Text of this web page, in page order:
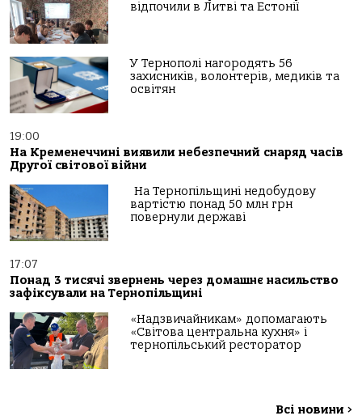
відпочили в Литві та Естонії
У Тернополі нагородять 56
захисників, волонтерів, медиків та
освітян
19:00
На Кременеччині виявили небезпечний снаряд часів
Другої світової війни
На Тернопільщині недобудову
вартістю понад 50 млн грн
повернули державі
17:07
Понад 3 тисячі звернень через домашнє насильство
зафіксували на Тернопільщині
«Надзвичайникам» допомагають
«Світова центральна кухня» і
тернопільський ресторатор
Всі новини >